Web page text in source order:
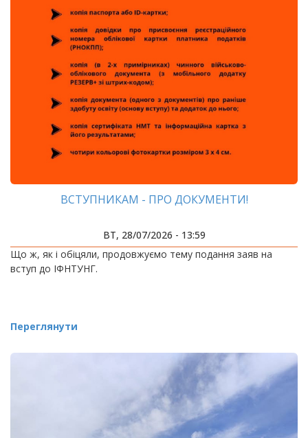
ВСТУПНИКАМ - ПРО ДОКУМЕНТИ!
ВТ, 28/07/2026 - 13:59
Що ж, як і обіцяли, продовжуємо тему подання заяв на
вступ до ІФНТУНГ.
Переглянути